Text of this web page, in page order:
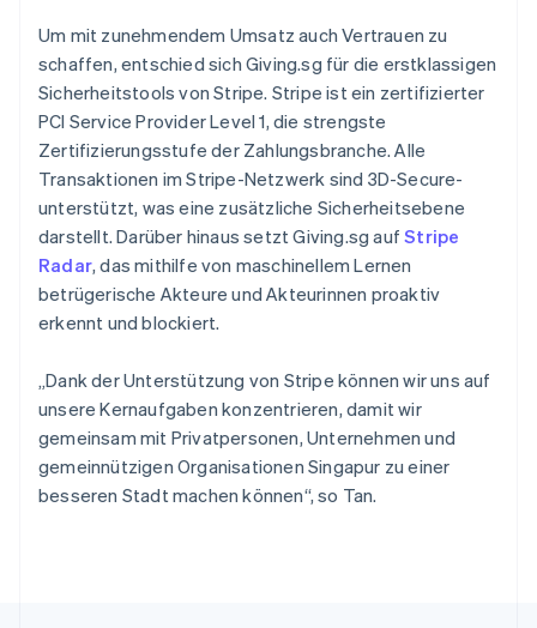
Um mit zunehmendem Umsatz auch Vertrauen zu
schaffen, entschied sich Giving.sg für die erstklassigen
Sicherheitstools von Stripe. Stripe ist ein zertifizierter
PCI Service Provider Level 1, die strengste
Zertifizierungsstufe der Zahlungsbranche. Alle
Transaktionen im Stripe-Netzwerk sind 3D-Secure-
unterstützt, was eine zusätzliche Sicherheitsebene
darstellt. Darüber hinaus setzt Giving.sg aufStripe
Radar, das mithilfe von maschinellem Lernen
betrügerische Akteure und Akteurinnen proaktiv
erkennt und blockiert.
„Dank der Unterstützung von Stripe können wir uns auf
unsere Kernaufgaben konzentrieren, damit wir
gemeinsam mit Privatpersonen, Unternehmen und
gemeinnützigen Organisationen Singapur zu einer
besseren Stadt machen können“, so Tan.
English
Deutschland
Deutsch English
Estland
English
Festlandchina
简体中文English
Finnland
EnglishSvenska
Frankreich
Français English
Gibraltar
English
English
Indien
English
Irland
English
Italien